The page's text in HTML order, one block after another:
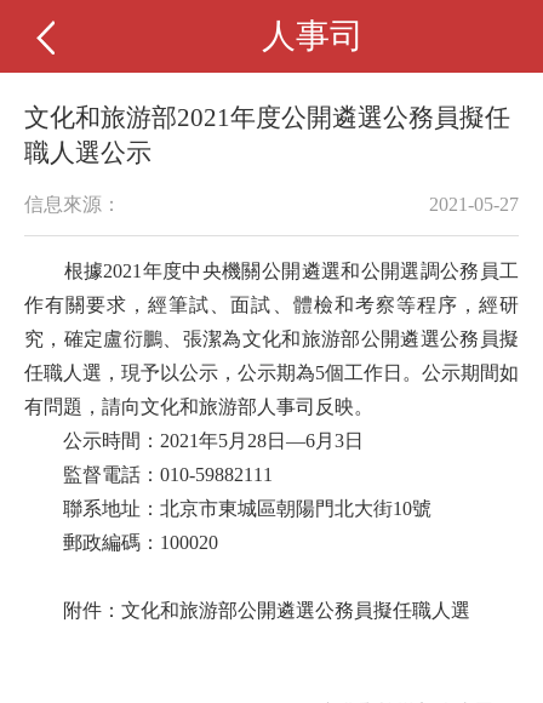
人事司
文化和旅游部2021年度公開遴選公務員擬任
職人選公示
信息來源： 2021-05-27
根據2021 年度中央機關公開遴選和公開選調公務員工
作有關要求，經筆試、面試、體檢和考察等程序， 經研
究，確定盧衍鵬、張潔為文化和旅游部公開遴選公務員擬
任職人選 ，現予以公示， 公示期為5個工作日 。公示期間如
有問題，請向文化和旅游部 人事司反映。
公示時間： 2021年5月 28日—6月 3日
監督電話： 010-59882111
聯系地址： 北京市東城區朝陽門北大街10號
郵政編碼： 100020
附件： 文化和旅游部公開遴選公務員擬任職人選